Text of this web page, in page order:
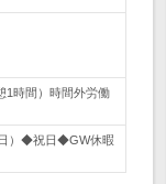
1時間）時間外労働
）◆祝日◆GW休暇